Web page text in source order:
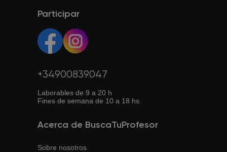
Participar
+34900839047
Laborables de 9 a 20 h
Fines de semana de 10 a 18 hs.
Acerca de BuscaTuProfesor
Sobre nosotros